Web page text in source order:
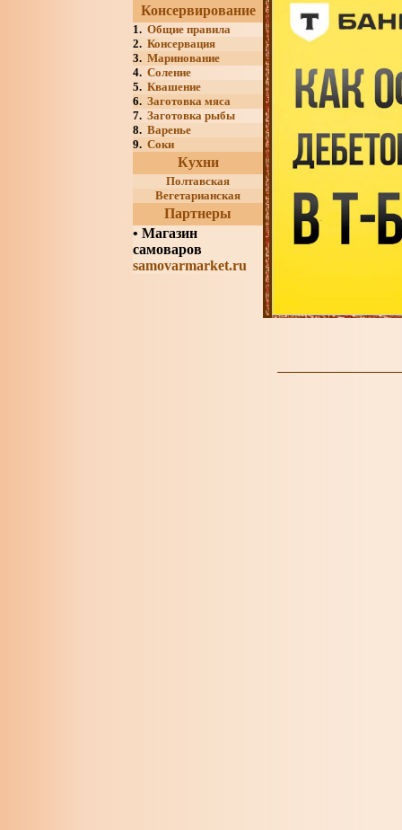
Консервирование
1. Общие правила
2. Консервация
3. Маринование
4. Соление
5. Квашение
6. Заготовка мяса
7. Заготовка рыбы
8. Варенье
9. Соки
Кухни
Полтавская
Вегетарианская
Партнеры
• Магазин
самоваров
samovarmarket.ru